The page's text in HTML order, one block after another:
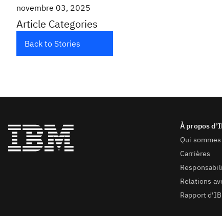
novembre 03, 2025
Article Categories
Back to Stories
Qui
Carrières
Relations
Rapport